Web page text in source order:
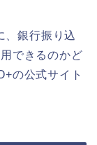
、銀行振り込
できるのかど
の公式サイト